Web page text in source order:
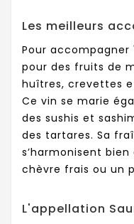
Les meilleurs
Pour accompagner
pour des fruits de
huîtres, crevettes
Ce vin se marie
des sushis et
des tartares. Sa
s’harmonisent
chèvre frais ou un
L'appellation